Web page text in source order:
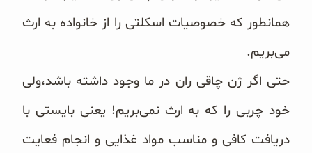
همانطور که خصوصیات اسکلتی را از خانواده به ارث
می‌بریم.
حتی اگر ژن چاقی ران در ما وجود داشته باشد،ولی
خود چربی را که به ارث نمی‌بریم! یعنی بایستی با
دریافت کافی و مناسب مواد غذایی و انجام فعایت